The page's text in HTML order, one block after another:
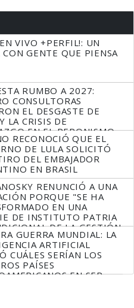
VIVO +PERFIL!: UN
CON GENTE QUE PIENSA
RUMBO A 2027:
CONSULTORAS
EL DESGASTE DE
LA CRISIS DE
EN EL PERONISMO
RECONOCIÓ QUE EL
DE LULA SOLICITÓ
DEL EMBAJADOR
EN BRASIL
RENUNCIÓ A UNA
PORQUE "SE HA
EN UNA
DE INSTITUTO PATRIA
DE LA GESTIÓN
GUERRA MUNDIAL: LA
ARTIFICIAL
CUÁLES SERÍAN LOS
PAÍSES
EN SER